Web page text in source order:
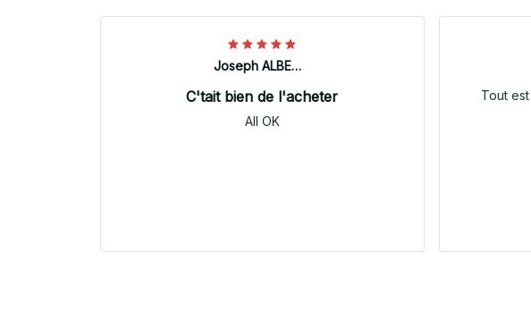
Joseph ALBERTINI
C'tait bien de l'acheter
All OK
Tout